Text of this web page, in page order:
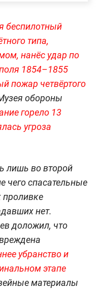
беспилотный
типа,
нанёс удар по
1854–1855
пожар четвёртого
обороны
горело 13
угроза
лишь во второй
чего спасательные
проливке
нет.
доложил, что
убранство и
этапе
материалы